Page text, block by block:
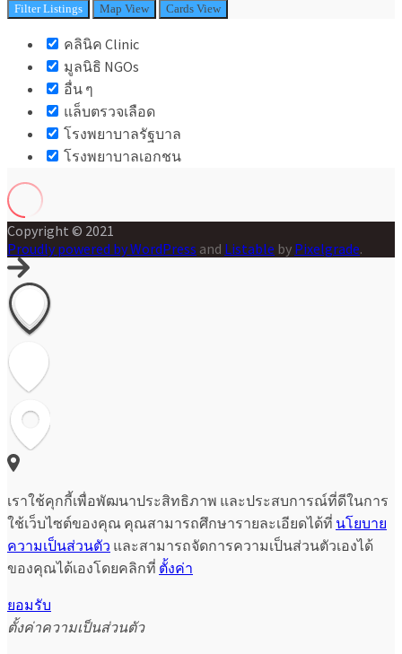
FilterListings Map View Cards View
คลินิค Clinic
มูลนิธิ NGOs
อื่น ๆ
แล็บตรวจเลือด
โรงพยาบาลรัฐบาล
โรงพยาบาลเอกชน
Copyright © 2021
Proudly powered by WordPress and Listable by Pixelgrade.
เราใช้คุกกี้เพื่อพัฒนาประสิทธิภาพ และประสบการณ์ที่ดีในการ
ใช้เว็บไซต์ของคุณ คุณสามารถศึกษารายละเอียดได้ที่ นโยบาย
ความเป็นส่วนตัว และสามารถจัดการความเป็นส่วนตัวเองได้
ของคุณได้เองโดยคลิกที่ ตั้งค่า
ยอมรับ
ตั้งค่าความเป็นส่วนตัว